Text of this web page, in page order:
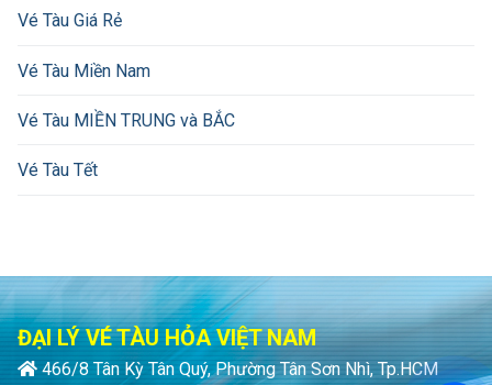
Vé Tàu Giá Rẻ
Vé Tàu Miền Nam
Vé Tàu MIỀN TRUNG và BẮC
Vé Tàu Tết
ĐẠI LÝ VÉ TÀU HỎA VIỆT NAM
466/8 Tân Kỳ Tân Quý, Phường Tân Sơn Nhì, Tp.HCM